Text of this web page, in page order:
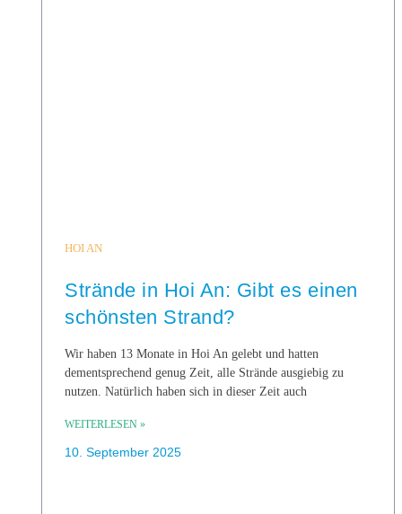
HOI AN
Strände in Hoi An: Gibt es einen
schönsten Strand?
Wir haben 13 Monate in Hoi An gelebt und hatten
dementsprechend genug Zeit, alle Strände ausgiebig zu
nutzen. Natürlich haben sich in dieser Zeit auch
WEITERLESEN »
10. September 2025